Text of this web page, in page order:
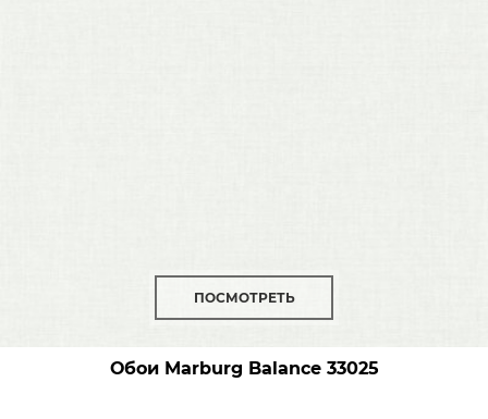
ПОСМОТРЕТЬ
Обои Marburg Balance33025